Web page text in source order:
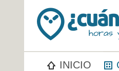
INICIO